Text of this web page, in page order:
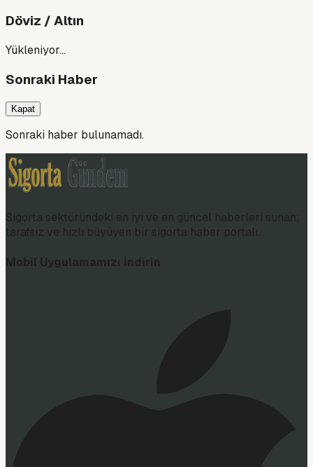
Döviz / Altın
Yükleniyor…
Sonraki Haber
Kapat
Sonraki haber bulunamadı.